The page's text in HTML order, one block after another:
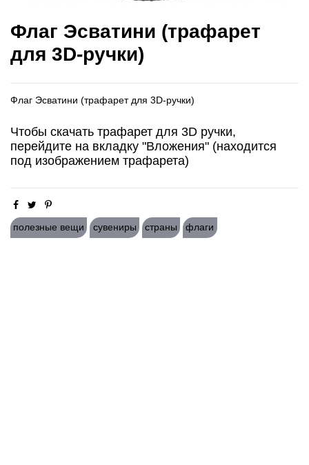
Флаг Эсватини (трафарет
для 3D-ручки)
Флаг Эсватини (трафарет для 3D-ручки)
Чтобы скачать трафарет для 3D ручки,
перейдите на вкладку "Вложения" (находится
под изображением трафарета)
полезные вещи сувениры страны флаги